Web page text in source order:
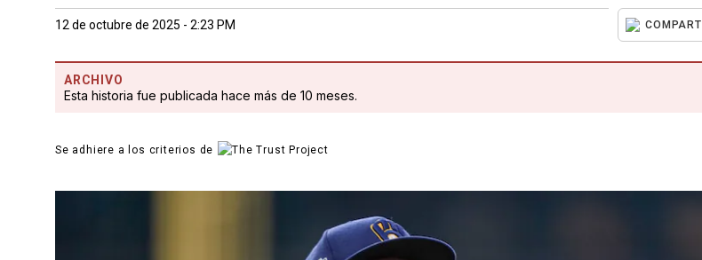
12 de octubre de 2025 - 2:23 PM
ARCHIVO
Esta historia fue publicada hace más de 10 meses.
Se adhiere a los criterios de